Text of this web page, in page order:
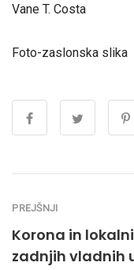
Vane T. Costa
Foto-zaslonska slika
PREJŠNJI
Korona in
zadnjih vladnih